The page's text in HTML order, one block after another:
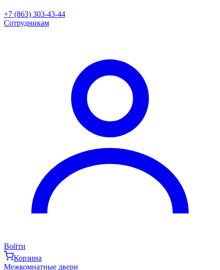
+7 (863) 303-43-44
Сотрудникам
Войти
Корзина
Межкомнатные двери